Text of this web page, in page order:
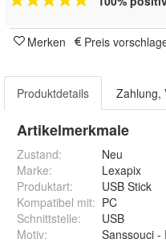
Merken Preis
Produktdetails Zahlung,
Artikelmerkmale
Zustand:
Neu
Marke:
Lexapix
Produktart:
USB Stick
Kompatibel mit: PC
Schnittstelle:
USB
Motiv: Sanssouci -